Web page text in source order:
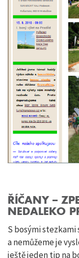
ŘÍČANY –
NEDALEKO
S bosými
a nemůžeme je
ještě jeden tip na